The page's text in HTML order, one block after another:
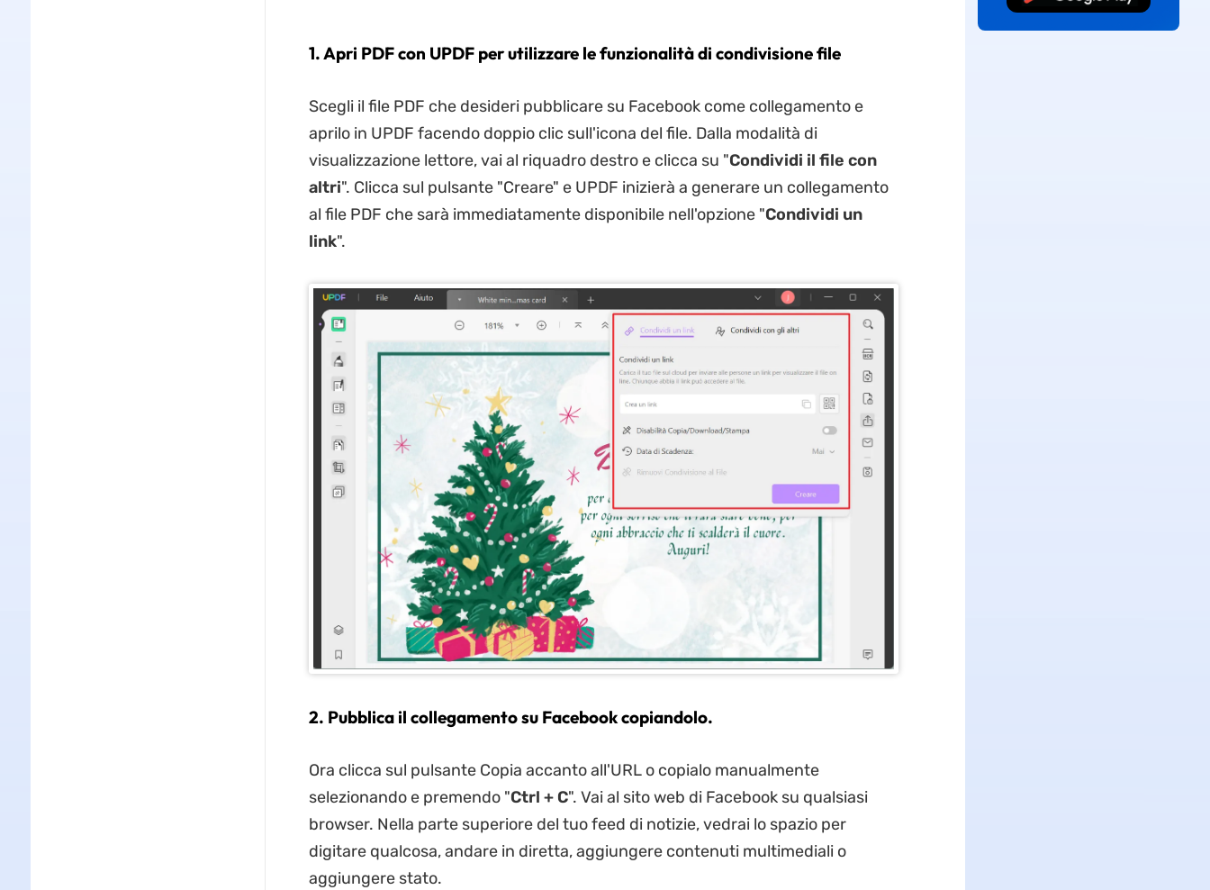
1. Apri PDF con UPDF per utilizzare le funzionalità di condivisione file
Scegli il file PDF che desideri pubblicare su Facebook come collegamento e
aprilo in UPDF facendo doppio clic sull'icona del file. Dalla modalità di
visualizzazione lettore, vai al riquadro destro e clicca su "Condividi il file con
altri". Clicca sul pulsante "Creare" e UPDF inizierà a generare un collegamento
al file PDF che sarà immediatamente disponibile nell'opzione "Condividi un
link".
2. Pubblica il collegamento su Facebook copiandolo.
Ora clicca sul pulsante Copia accanto all'URL o copialo manualmente
selezionando e premendo "Ctrl + C". Vai al sito web di Facebook su qualsiasi
browser. Nella parte superiore del tuo feed di notizie, vedrai lo spazio per
digitare qualcosa, andare in diretta, aggiungere contenuti multimediali o
aggiungere stato.